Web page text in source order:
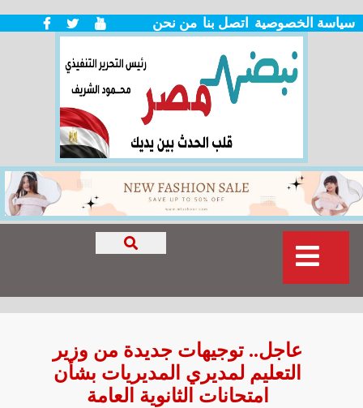
من نحن اتصل بنا سياسة الخصوصية
عاجل.. توجيهات جديدة من وزير
التعليم لمديري المديريات بشأن
امتحانات الثانوية العامة